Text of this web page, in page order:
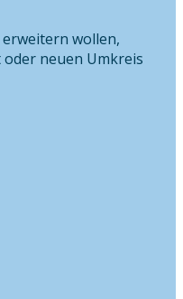
erweitern wollen,
neuen Umkreis